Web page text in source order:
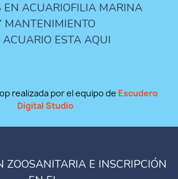
EN ACUARIOFILIA MARINA
MANTENIMIENTO
ESTA AQUI
realizada por el equipo de Escudero
Digital Studio
ZOOSANITARIA E INSCRIPCIÓN